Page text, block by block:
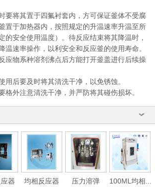
要将其置于四氟衬套内，方可保证釜体不受腐
置于加热器内，按照规定的升温速率升温至所
的安全使用温度）。待反应结束将其降温时，
温速率操作，以利安全和反应釜的使用寿命。
应物系种溶剂沸点后方能打开釜盖进行后续操
用后要及时将其清洗干净，以免锈蚀。
格外注意清洗干净，并严防将其碰伤损坏。
器 均相反应器 压力溶弹 100ML均相...